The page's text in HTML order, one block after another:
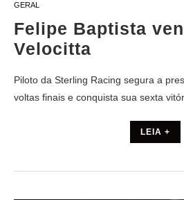
GERAL
Felipe Baptista
Velocitta
Piloto da Sterling Racing segura a
voltas finais e conquista sua sexta
LEIA +